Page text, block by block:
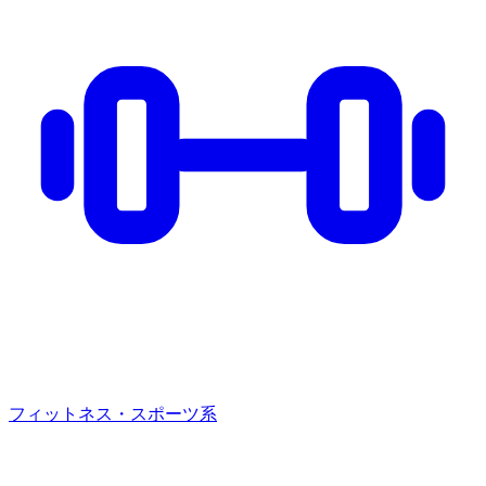
フィットネス・スポーツ系